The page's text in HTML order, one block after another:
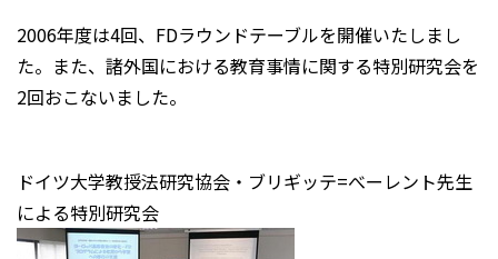
2006年度は4回、FDラウンドテーブルを開催いたしまし
た。また、諸外国における教育事情に関する特別研究会を
2回おこないました。
ドイツ大学教授法研究協会・ブリギッテ=べーレント先生
による特別研究会